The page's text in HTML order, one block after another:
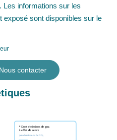
Les informations sur les
exposé sont disponibles sur le
Nous contacter